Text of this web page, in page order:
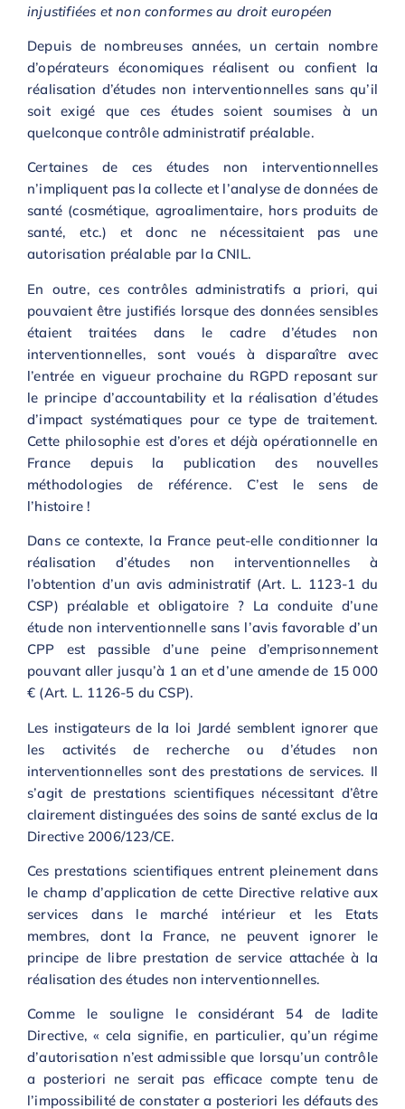
injustifiées et non conformes au droit européen
Depuis de nombreuses années, un certain nombre
d’opérateurs économiques réalisent ou confient la
réalisation d’études non interventionnelles sans qu’il
soit exigé que ces études soient soumises à un
quelconque contrôle administratif préalable.
Certaines de ces études non interventionnelles
n’impliquent pas la collecte et l’analyse de données de
santé (cosmétique, agroalimentaire, hors produits de
santé, etc.) et donc ne nécessitaient pas une
autorisation préalable par la CNIL.
En outre, ces contrôles administratifs a priori, qui
pouvaient être justifiés lorsque des données sensibles
étaient traitées dans le cadre d’études non
interventionnelles, sont voués à disparaître avec
l’entrée en vigueur prochaine du RGPD reposant sur
le principe d’accountability et la réalisation d’études
d’impact systématiques pour ce type de traitement.
Cette philosophie est d’ores et déjà opérationnelle en
France depuis la publication des nouvelles
méthodologies de référence. C’est le sens de
l’histoire !
Dans ce contexte, la France peut-elle conditionner la
réalisation d’études non interventionnelles à
l’obtention d’un avis administratif (Art. L. 1123-1 du
CSP) préalable et obligatoire ? La conduite d’une
étude non interventionnelle sans l’avis favorable d’un
CPP est passible d’une peine d’emprisonnement
pouvant aller jusqu’à 1 an et d’une amende de 15 000
€ (Art. L. 1126-5 du CSP).
Les instigateurs de la loi Jardé semblent ignorer que
les activités de recherche ou d’études non
interventionnelles sont des prestations de services. Il
s’agit de prestations scientifiques nécessitant d’être
clairement distinguées des soins de santé exclus de la
Directive 2006/123/CE.
Ces prestations scientifiques entrent pleinement dans
le champ d’application de cette Directive relative aux
services dans le marché intérieur et les Etats
membres, dont la France, ne peuvent ignorer le
principe de libre prestation de service attachée à la
réalisation des études non interventionnelles.
Comme le souligne le considérant 54 de ladite
Directive, « cela signifie, en particulier, qu’un régime
d’autorisation n’est admissible que lorsqu’un contrôle
a posteriori ne serait pas efficace compte tenu de
l’impossibilité de constater a posteriori les défauts des